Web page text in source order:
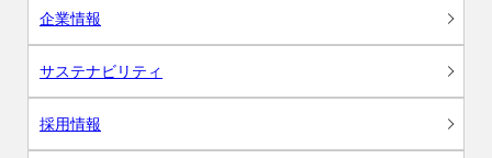
企業情報
サステナビリティ
採用情報